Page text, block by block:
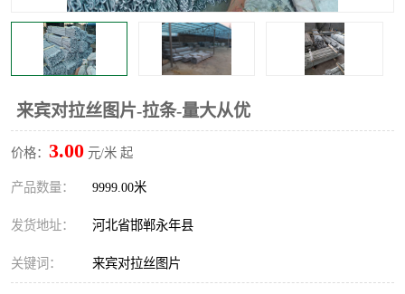
来宾对拉丝图片-拉条-量大从优
价格： 3.00 元/米 起
产品数量： 9999.00米
发货地址： 河北省邯郸永年县
关键词： 来宾对拉丝图片